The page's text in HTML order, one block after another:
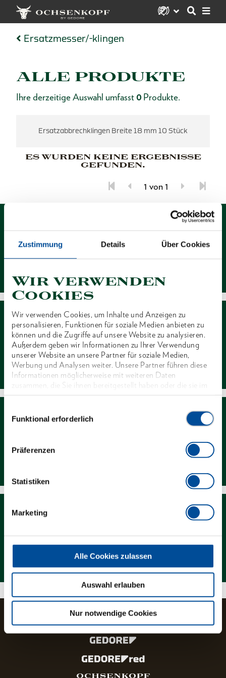
Zustimmung Details Über Cookies
Wir verwenden
Cookies
Wir verwenden Cookies, um Inhalte und Anzeigen zu
personalisieren, Funktionen für soziale Medien anbieten zu
können und die Zugriffe auf unsere Website zu analysieren.
Außerdem geben wir Informationen zu Ihrer Verwendung
unserer Website an unsere Partner für soziale Medien,
Werbung und Analysen weiter. Unsere Partner führen diese
Informationen möglicherweise mit weiteren Daten
zusammen, die Sie ihnen bereitgestellt haben oder die sie im
Rahmen Ihrer Nutzung der Dienste gesammelt haben. Unsere
Funktional erforderlich
Präferenzen
Statistiken
Marketing
Alle Cookies zulassen
Auswahl erlauben
Nur notwendige Cookies
Ersatzmesser/-klingen
ALLE PRODUKTE
Ihre derzeitige Auswahl umfasst 0 Produkte.
Ersatzabbrechklingen Breite 18 mm 10 Stück
ES WURDEN KEINE ERGEBNISSE
GEFUNDEN.
1 von 1
Händlersuche
Magazin
Die Marken und Produktlinien der GEDORE Gruppe